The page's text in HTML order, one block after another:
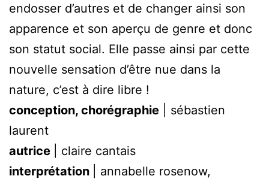
endosser d’autres et de changer ainsi son
apparence et son aperçu de genre et donc
son statut social. Elle passe ainsi par cette
nouvelle sensation d’être nue dans la
nature, c’est à dire libre !
conception, chorégraphie | sébastien
laurent
autrice
| claire cantais
interprétation
| annabelle rosenow,